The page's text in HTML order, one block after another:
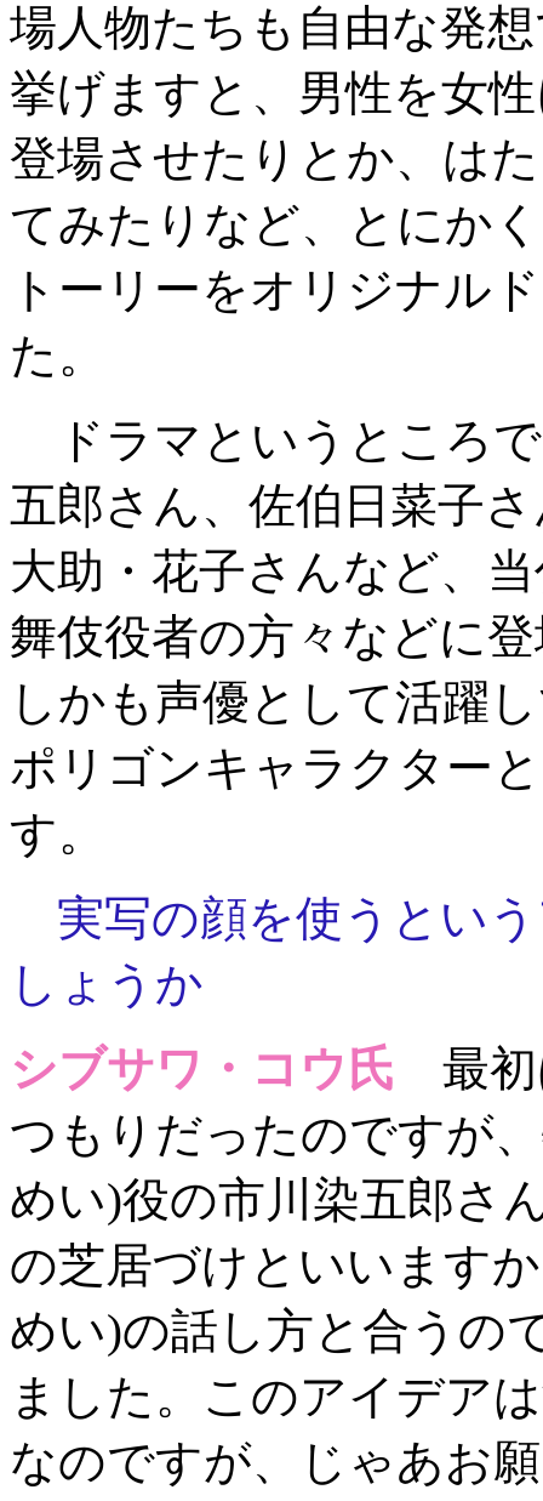
場人物たちも自由な発
挙げますと、男性を女
登場させたりとか、は
てみたりなど、とにか
トーリーをオリジナル
た。
ドラマというところ
五郎さん、佐伯日菜子
大助・花子さんなど、
舞伎役者の方々などに
しかも声優として活躍
ポリゴンキャラクター
す。
実写の顔を使うとい
しょうか
シブサワ・コウ氏 最初
つもりだったのですが
めい)役の市川染五郎さ
の芝居づけといいます
めい)の話し方と合うの
ました。このアイデア
なのですが、じゃあお